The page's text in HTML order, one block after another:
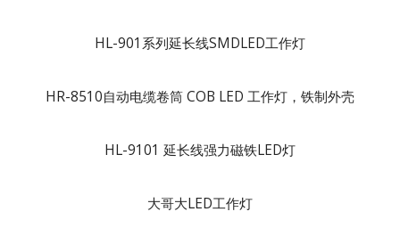
HL-901系列延长线SMDLED工作灯
HR-8510自动电缆卷筒 COB LED 工作灯，铁制外壳
HL-9101 延长线强力磁铁LED灯
大哥大LED工作灯